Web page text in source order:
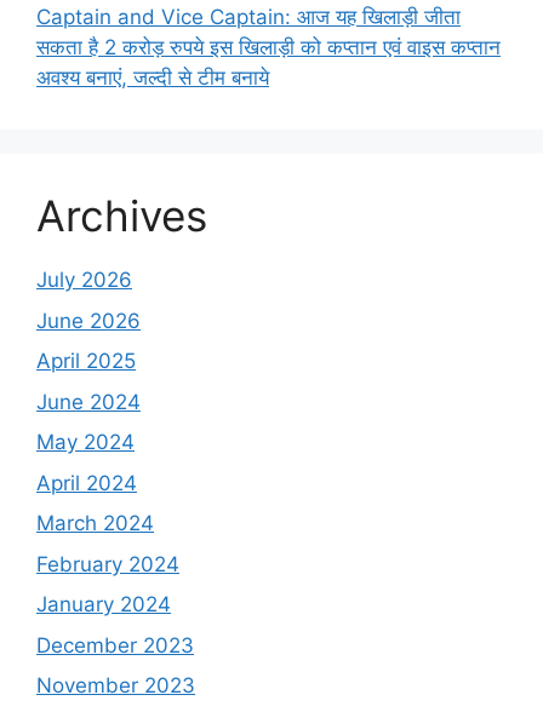
Captain and Vice Captain: आज यह खिलाड़ी जीता
सकता है 2 करोड़ रुपये इस खिलाड़ी को कप्तान एवं वाइस कप्तान
अवश्य बनाएं, जल्दी से टीम बनाये
Archives
July 2026
June 2026
April 2025
June 2024
May 2024
April 2024
March 2024
February 2024
January 2024
December 2023
November 2023